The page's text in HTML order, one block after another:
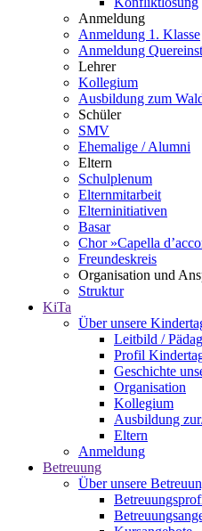
Anmeldung
Anmeldung 1. Klasse
Anmeldung
Lehrer
Kollegium
Ausbildung zum
Schüler
SMV
Ehemalige / Alumni
Eltern
Schulplenum
Elternmitarbeit
Elterninitiativen
Basar
Chor »Capella
Freundeskreis
Organisation und
Struktur
KiTa
Über unsere
Leitbild /
Profil
Geschichte
Organisation
Kollegium
Ausbildung
Eltern
Anmeldung
Betreuung
Über unsere